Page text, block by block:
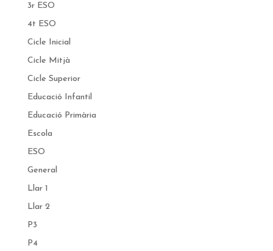
3r ESO
4t ESO
Cicle Inicial
Cicle Mitjà
Cicle Superior
Educació Infantil
Educació Primària
Escola
ESO
General
Llar 1
Llar 2
P3
P4